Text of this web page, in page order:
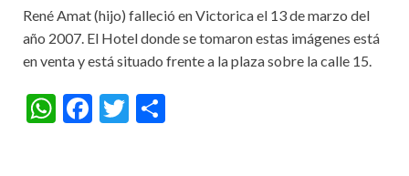
René Amat (hijo) falleció en Victorica el 13 de marzo del
año 2007. El Hotel donde se tomaron estas imágenes está
en venta y está situado frente a la plaza sobre la calle 15.
W F
T